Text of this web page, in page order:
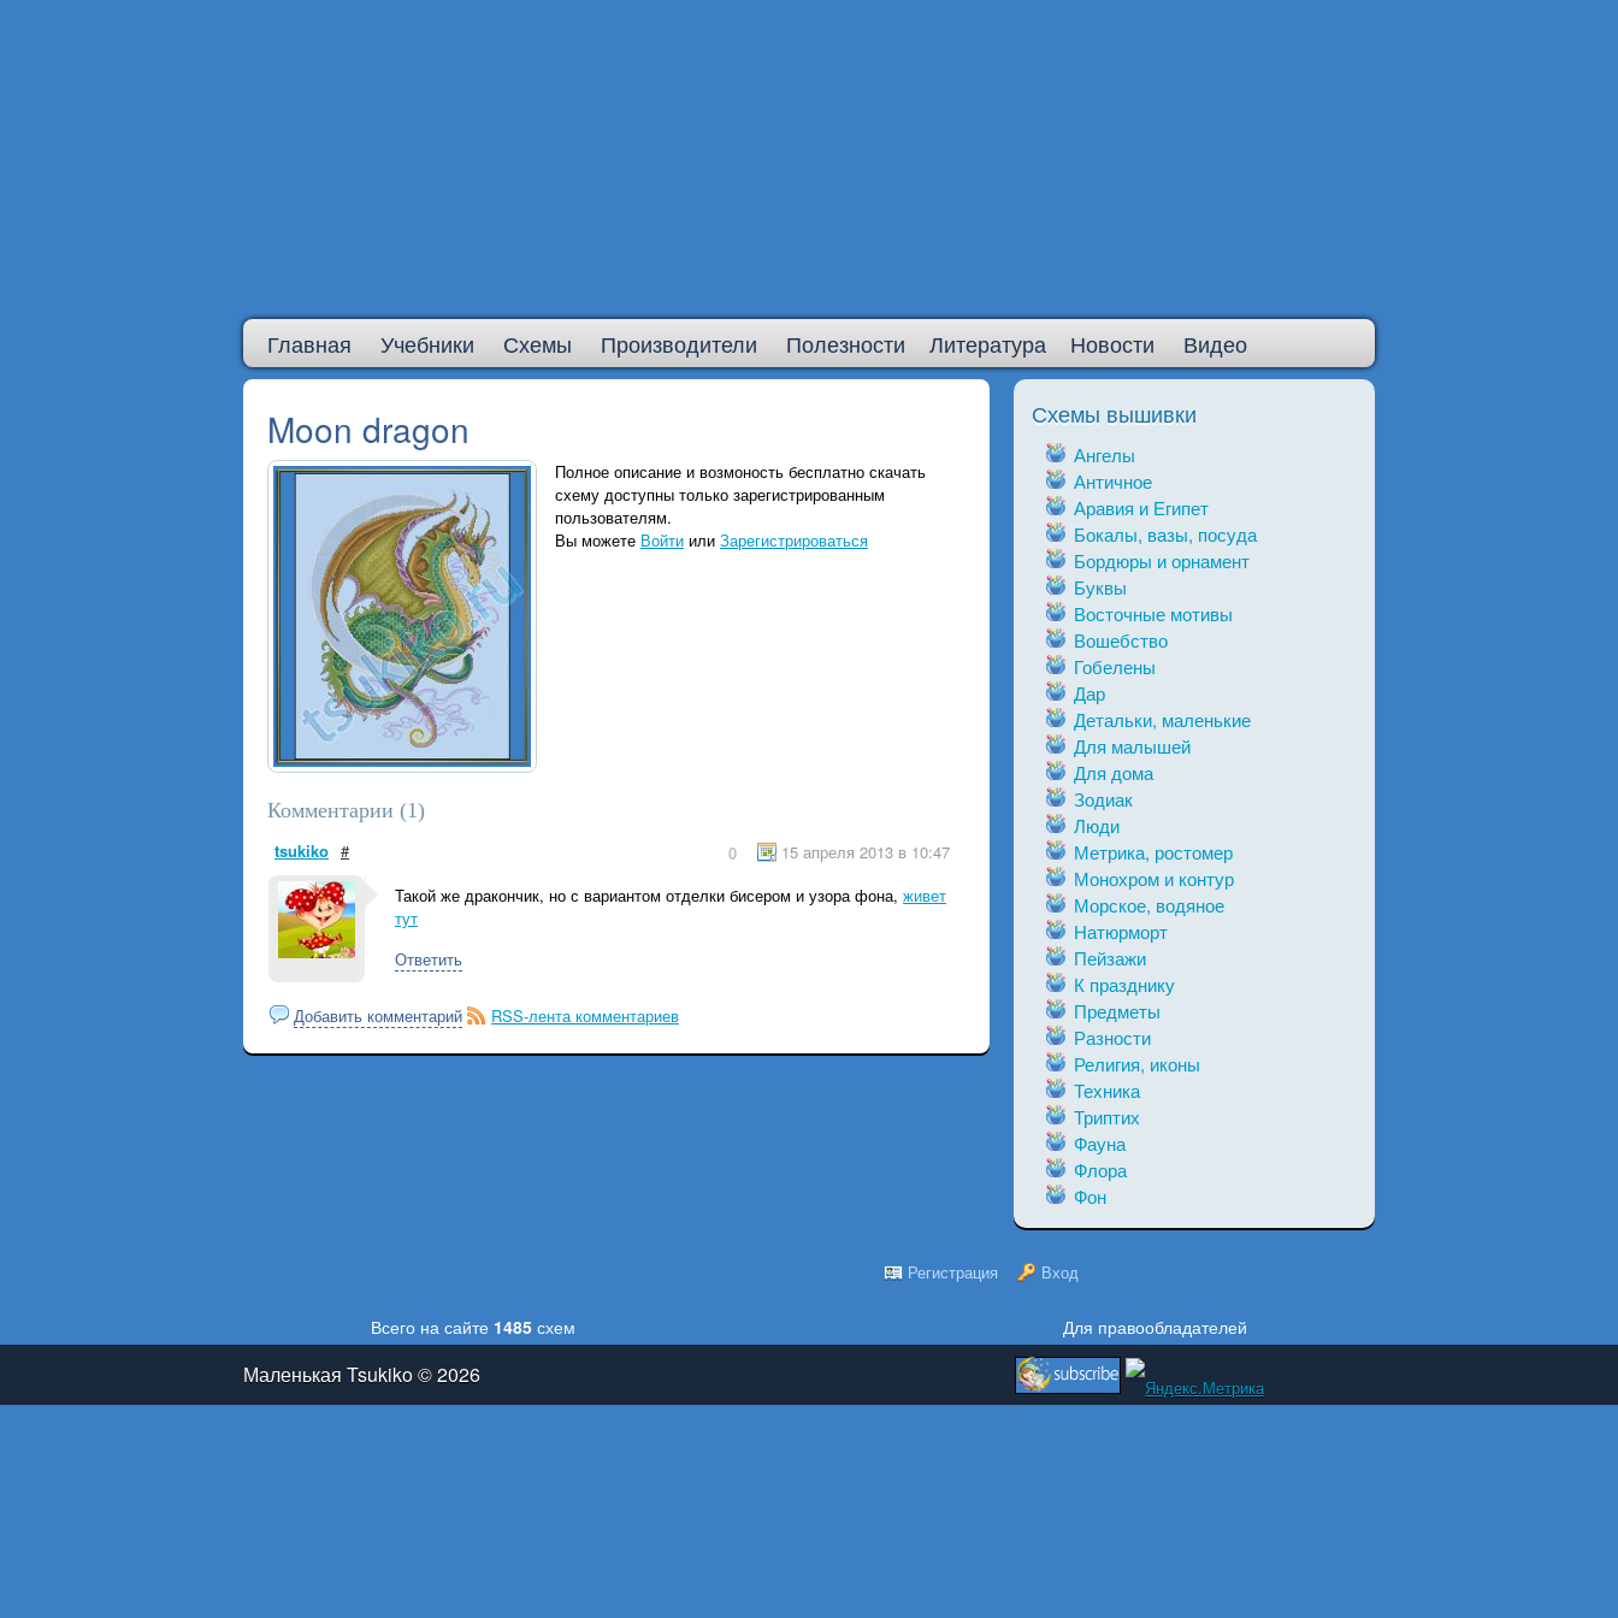
Главная Учебники Схемы Производители Полезности Литература Новости Видео
Moon dragon
Полное описание и возмоность бесплатно скачать
схему доступны только зарегистрированным
пользователям.
Вы можете Войти или Зарегистрироваться
Комментарии (1)
tsukiko # 15 апреля 2013 в 10:47
0
Такой же дракончик, но с вариантом отделки бисером и узора фона, живет
тут
Ответить
Добавить комментарий RSS-лента комментариев
Схемы вышивки
Ангелы
Античное
Аравия и Египет
Бокалы, вазы, посуда
Бордюры и орнамент
Буквы
Восточные мотивы
Вошебство
Гобелены
Дар
Детальки, маленькие
Для малышей
Для дома
Зодиак
Люди
Метрика, ростомер
Монохром и контур
Морское, водяное
Натюрморт
Пейзажи
К празднику
Предметы
Разности
Религия, иконы
Техника
Триптих
Фауна
Флора
Фон
Регистрация Вход
Всего на сайте 1485 схем Для правообладателей
Маленькая Tsukiko © 2026